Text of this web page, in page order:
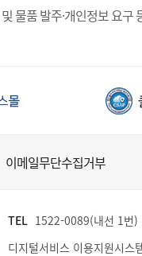
물품 발주·개인정보 요구
이메일무단수집거부
TEL 1522-0089(내선 1번
디지털서비스 이용지원시스